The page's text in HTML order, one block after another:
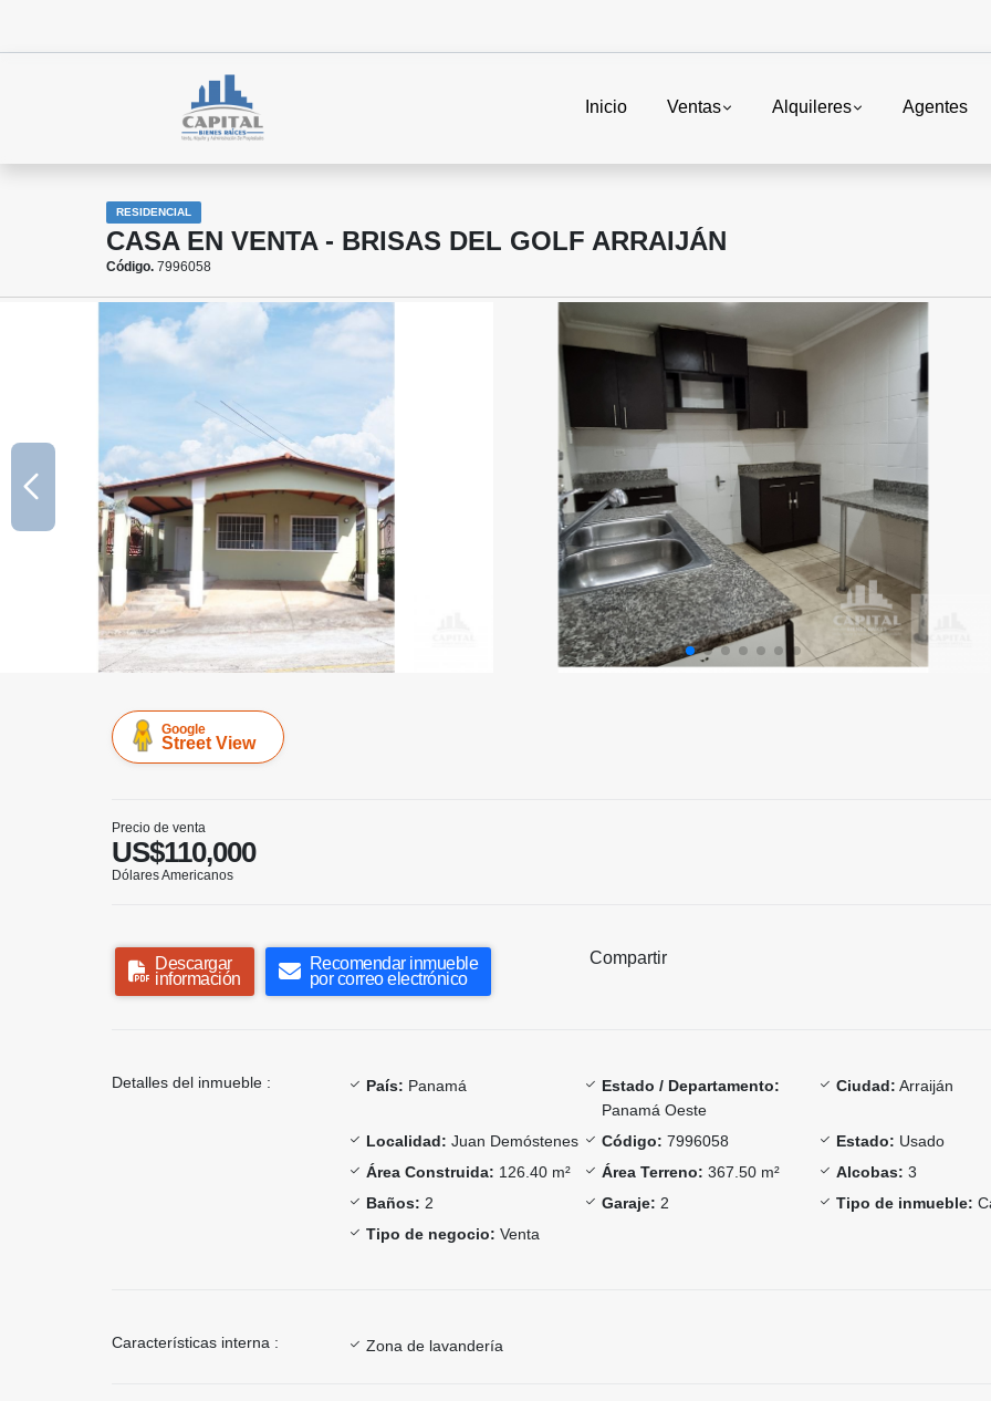
Inicio Ventas Alquileres Agentes
RESIDENCIAL
CASA EN VENTA - BRISAS DEL GOLF ARRAIJÁN
Código. 7996058
Google
Street View
Precio de venta
US$110,000
Dólares Americanos
Descargar
información
Recomendar inmueble
por correo electrónico
Compartir
Detalles del inmueble : País: Panamá
Estado / Departamento:
Panamá Oeste
Ciudad: Arraiján
Localidad: Juan Demóstenes Código: 7996058 Estado: Usado
Área Construida: 126.40 m² Área Terreno: 367.50 m² Alcobas: 3
Baños: 2 Garaje: 2 Tipo de inmueble:
Tipo de negocio: Venta
Características interna : Zona de lavandería